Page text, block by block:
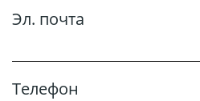
Эл. почта
Телефон